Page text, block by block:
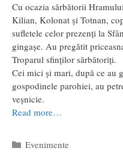
Cu ocazia sărbătorii
Kilian, Kolonat și Totnan,
sufletele celor prezenți la
gingașe. Au pregătit
Troparul sfinților sărbătoriți.
Cei mici și mari, după ce au
gospodinele parohiei, au
veșnicie.
Read more…
Categorii
Evenimente